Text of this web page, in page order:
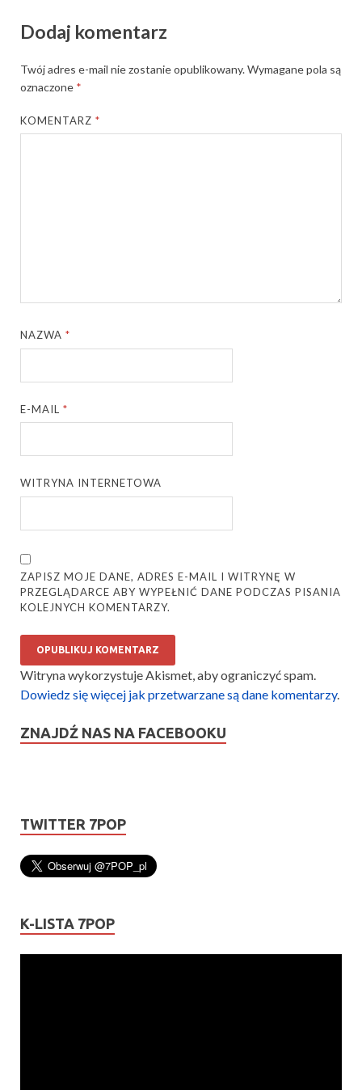
Dodaj komentarz
Twój adres e-mail nie zostanie opublikowany.Wymagane pola są
oznaczone *
KOMENTARZ*
NAZWA*
E-MAIL*
WITRYNA INTERNETOWA
ZAPISZ MOJE DANE, ADRES E-MAIL I WITRYNĘ W
PRZEGLĄDARCE ABY WYPEŁNIĆ DANE PODCZAS PISANIA
KOLEJNYCH KOMENTARZY.
Witryna wykorzystuje Akismet, aby ograniczyć spam.
Dowiedz się więcej jak przetwarzane są dane komentarzy.
ZNAJDŹ NAS NA FACEBOOKU
TWITTER 7POP
K-LISTA 7POP